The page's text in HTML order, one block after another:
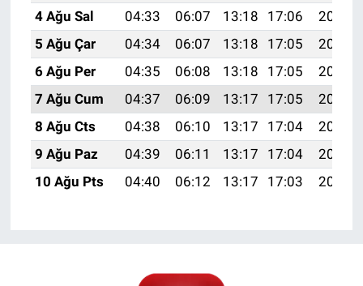
4 Ağu Sal
04:33 06:07 13:18 17:06
20:19
5 Ağu Çar
04:34 06:07 13:18 17:05
20:18
6 Ağu Per
04:35 06:08 13:18 17:05
20:17
7 Ağu Cum
04:37 06:09 13:17 17:05
20:16
8 Ağu Cts
04:38 06:10 13:17 17:04
20:15
9 Ağu Paz
04:39 06:11 13:17 17:04
20:14
10 Ağu Pts
04:40 06:12 13:17 17:03 20:13